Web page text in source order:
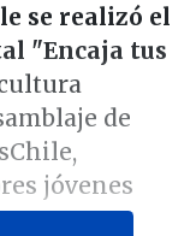
se realizó el
"Encaja tus
de
jóvenes